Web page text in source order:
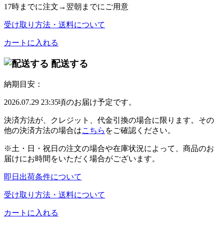
17時までに注文→ 翌朝 までにご用意
受け取り方法・送料について
カートに入れる
配送する
納期目安：
2026.07.29 23:35頃のお届け予定です。
決済方法が、クレジット、代金引換の場合に限ります。その
他の決済方法の場合はこちら をご確認ください。
※土・日・祝日の注文の場合や在庫状況によって、商品のお
届けにお時間をいただく場合がございます。
即日出荷条件について
受け取り方法・送料について
カートに入れる